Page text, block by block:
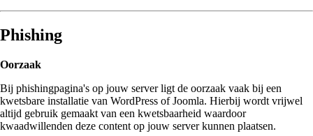
Phishing
Oorzaak
Bij phishingpagina's op jouw server ligt de oorzaak vaak bij een
kwetsbare installatie van WordPress of Joomla. Hierbij wordt vrijwel
altijd gebruik gemaakt van een kwetsbaarheid waardoor
kwaadwillenden deze content op jouw server kunnen plaatsen.